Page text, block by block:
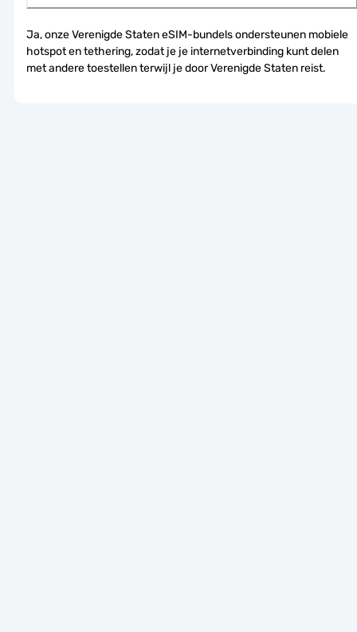
Ja, onze Verenigde Staten eSIM-bundels ondersteunen mobiele
hotspot en tethering, zodat je je internetverbinding kunt delen
met andere toestellen terwijl je door Verenigde Staten reist.